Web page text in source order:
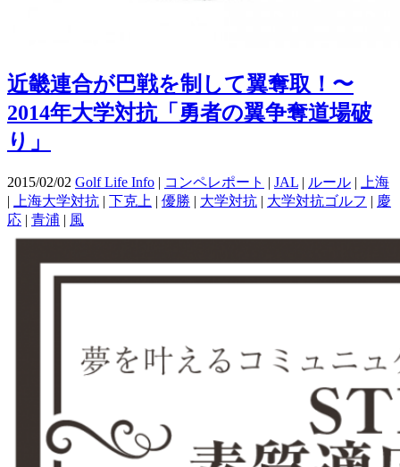
近畿連合が巴戦を制して翼奪取！〜
2014年大学対抗「勇者の翼争奪道場破
り」
2015/02/02 Golf Life Info | コンペレポート | JAL | ルール |
上海
|
上海大学対抗 | 下克上 | 優勝 | 大学対抗 | 大学対抗ゴルフ | 慶
応 | 青浦 | 風